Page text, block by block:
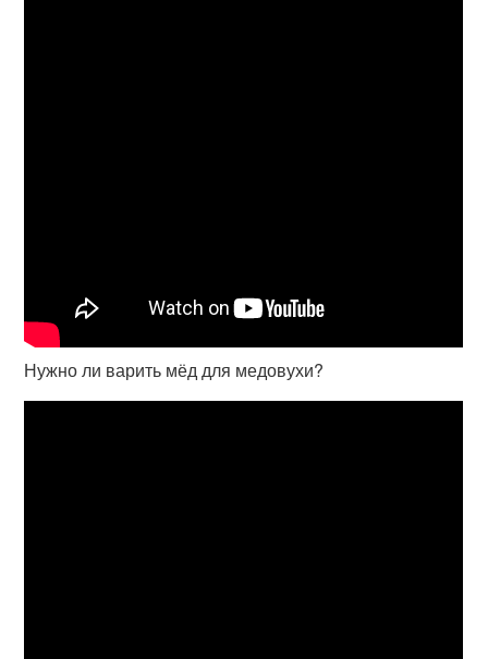
Нужно ли варить мёд для медовухи?